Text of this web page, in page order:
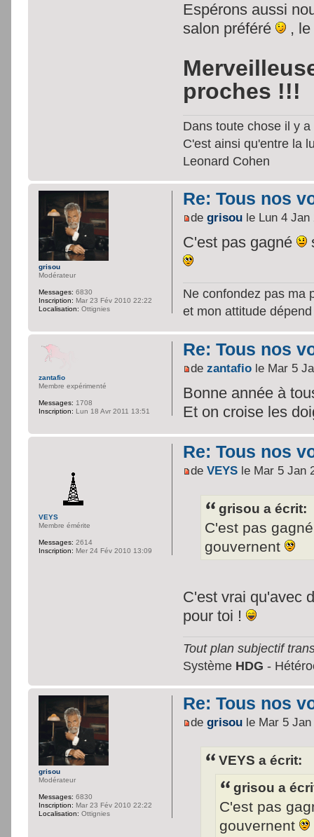
Espérons aussi
salon préféré
,
proches !!!
Dans toute chose il y
C'est ainsi qu'entre la
Leonard Cohen
Re: Tous nos
degrisou le Lun 4
C'est pas gagné
Ne confondez pas ma
et mon attitude
grisou
Modérateur
Messages: 6830
Inscription: Mar 23 Fév 2010 22:22
Localisation: Ottignies
Re: Tous nos
dezantafio le Mar 5
Bonne année à
Et on croise les
zantafio
Membre expérimenté
Messages: 1708
Inscription: Lun 18 Avr 2011 13:51
Re: Tous nos
deVEYS le Mar 5 Jan
grisou a écrit:
C'est pas
gouvernent
C'est vrai qu'avec
pour toi !
Tout plan subjectif
Système HDG -
VEYS
Membre émérite
Messages: 2614
Inscription: Mer 24 Fév 2010 13:09
Re: Tous nos
degrisou le Mar 5
VEYS a écrit:
grisou a
C'est pas
gouvernent
grisou
Modérateur
Messages: 6830
Inscription: Mar 23 Fév 2010 22:22
Localisation: Ottignies